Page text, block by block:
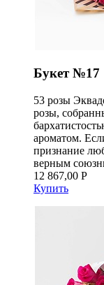
Букет №17
53 розы
розы,
ароматом.
признание
верным
12 867,00 Р
Купить